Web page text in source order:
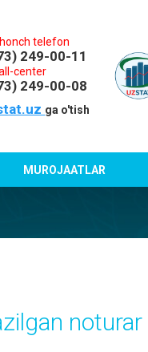
telefon
249-00-11
center
249-00-08
ga o'tish
MUROJAATLAR
noturar